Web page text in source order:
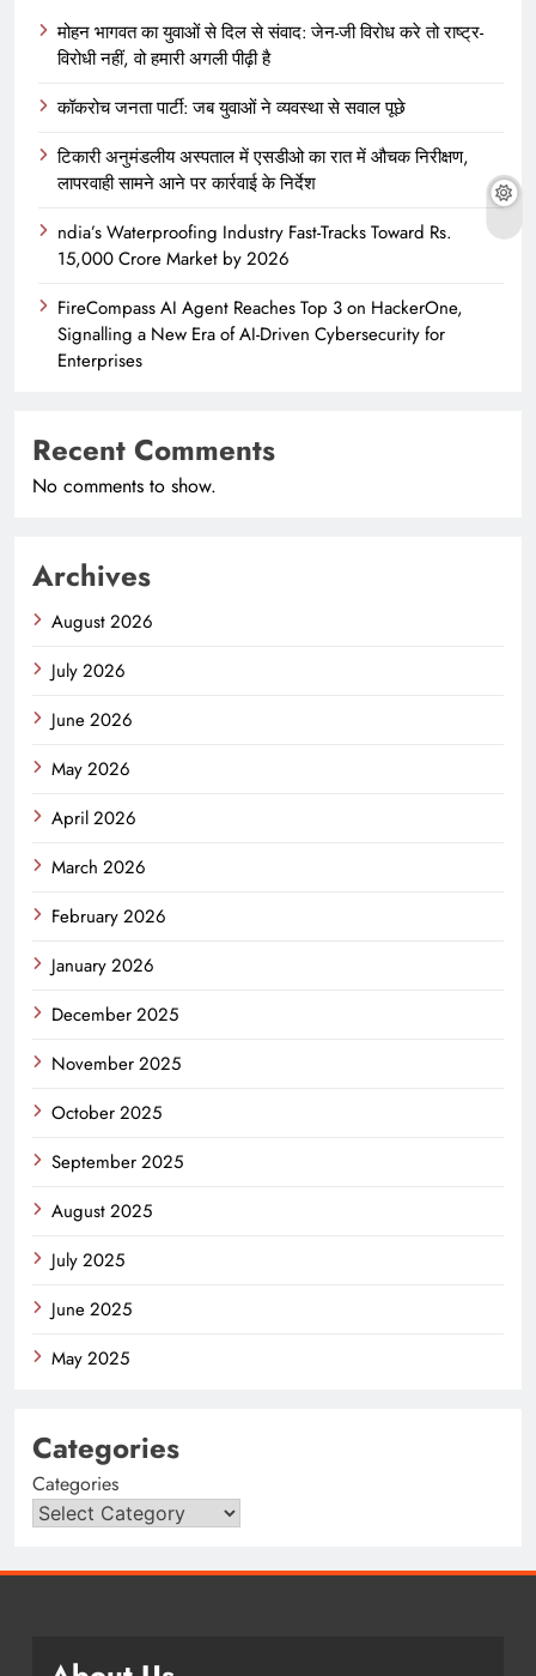
मोहन भागवत का युवाओं से दिल से संवाद: जेन-जी विरोध करे तो राष्ट्र-
विरोधी नहीं, वो हमारी अगली पीढ़ी है
कॉकरोच जनता पार्टी: जब युवाओं ने व्यवस्था से सवाल पूछे
टिकारी अनुमंडलीय अस्पताल में एसडीओ का रात में औचक निरीक्षण,
लापरवाही सामने आने पर कार्रवाई के निर्देश
ndia’s Waterproofing Industry Fast-Tracks Toward Rs.
15,000 Crore Market by 2026
FireCompass AI Agent Reaches Top 3 on HackerOne,
Signalling a New Era of AI-Driven Cybersecurity for
Enterprises
Recent Comments
No comments to show.
Archives
August 2026
July 2026
June 2026
May 2026
April 2026
March 2026
February 2026
January 2026
December 2025
November 2025
October 2025
September 2025
August 2025
July 2025
June 2025
May 2025
Categories
Categories